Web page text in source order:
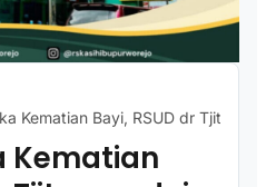
Kematian Bayi, RSUD dr
Kematian